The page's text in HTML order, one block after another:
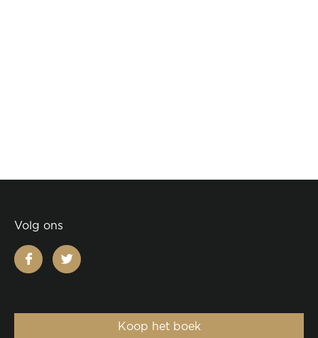
Volg ons
facebooktwitter
Koop het boek